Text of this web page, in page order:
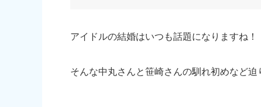
アイドルの結婚はいつも話題になりますね！
そんな中丸さんと笹崎さんの馴れ初めなど迫